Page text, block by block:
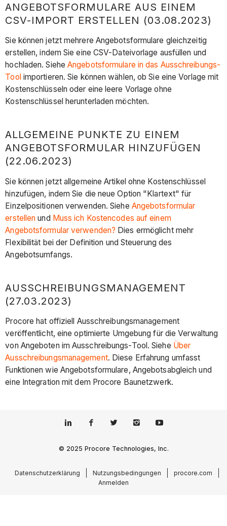
ANGEBOTSFORMULARE AUS EINEM
CSV-IMPORT ERSTELLEN (03.08.2023)
Sie können jetzt mehrere Angebotsformulare gleichzeitig
erstellen, indem Sie eine CSV-Dateivorlage ausfüllen und
hochladen. SieheAngebotsformulare in das Ausschreibungs-
Tool importieren. Sie können wählen, ob Sie eine Vorlage mit
Kostenschlüsseln oder eine leere Vorlage ohne
Kostenschlüssel herunterladen möchten.
ALLGEMEINE PUNKTE ZU EINEM
ANGEBOTSFORMULAR HINZUFÜGEN
(22.06.2023)
Sie können jetzt allgemeine Artikel ohne Kostenschlüssel
hinzufügen, indem Sie die neue Option "Klartext" für
Einzelpositionen verwenden. Siehe Angebotsformular
erstellen und Muss ich Kostencodes auf einem
Angebotsformular verwenden? Dies ermöglicht mehr
Flexibilität bei der Definition und Steuerung des
Angebotsumfangs.
AUSSCHREIBUNGSMANAGEMENT
(27.03.2023)
Procore hat offiziell Ausschreibungsmanagement
veröffentlicht, eine optimierte Umgebung für die Verwaltung
von Angeboten im Ausschreibungs-Tool. Siehe Über
Ausschreibungsmanagement. Diese Erfahrung umfasst
Funktionen wie Angebotsformulare, Angebotsabgleich und
eine Integration mit dem Procore Baunetzwerk.
© 2025 Procore Technologies, Inc.
Datenschutzerklärung Nutzungsbedingungen
procore.com
Anmelden